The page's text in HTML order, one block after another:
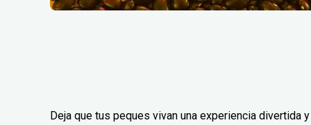
Deja que tus peques vivan una experiencia divertida